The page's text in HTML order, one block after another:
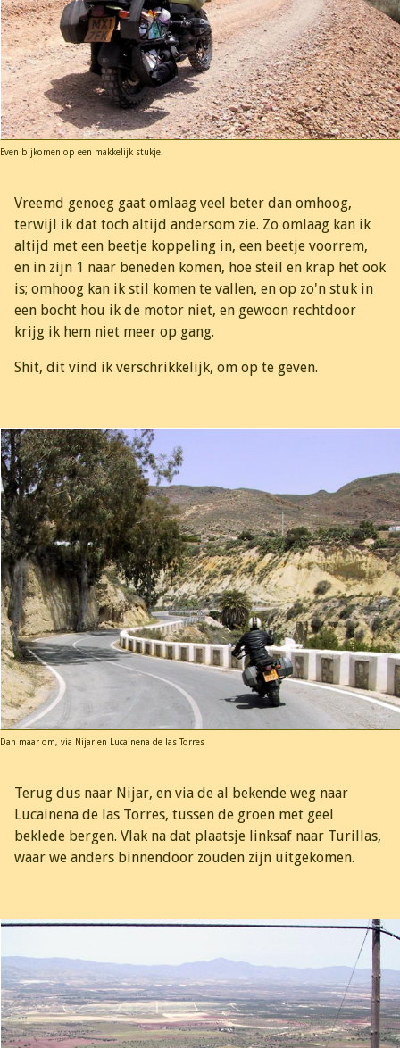
Even bijkomen op een makkelijk stukje!
Vreemd genoeg gaat omlaag veel beter dan omhoog,
terwijl ik dat toch altijd andersom zie. Zo omlaag kan ik
altijd met een beetje koppeling in, een beetje voorrem,
en in zijn 1 naar beneden komen, hoe steil en krap het ook
is; omhoog kan ik stil komen te vallen, en op zo'n stuk in
een bocht hou ik de motor niet, en gewoon rechtdoor
krijg ik hem niet meer op gang.
Shit, dit vind ik verschrikkelijk, om op te geven.
Dan maar om, via Nijar en Lucainena de las Torres
Terug dus naar Nijar, en via de al bekende weg naar
Lucainena de las Torres, tussen de groen met geel
beklede bergen. Vlak na dat plaatsje linksaf naar Turillas,
waar we anders binnendoor zouden zijn uitgekomen.